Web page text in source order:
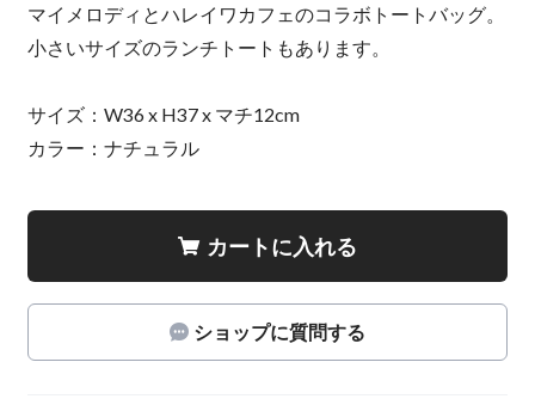
マイメロディとハレイワカフェのコラボトートバッグ。
小さいサイズのランチトートもあります。
サイズ：W36 x H37 x マチ12cm
カラー：ナチュラル
カートに入れる
ショップに質問する